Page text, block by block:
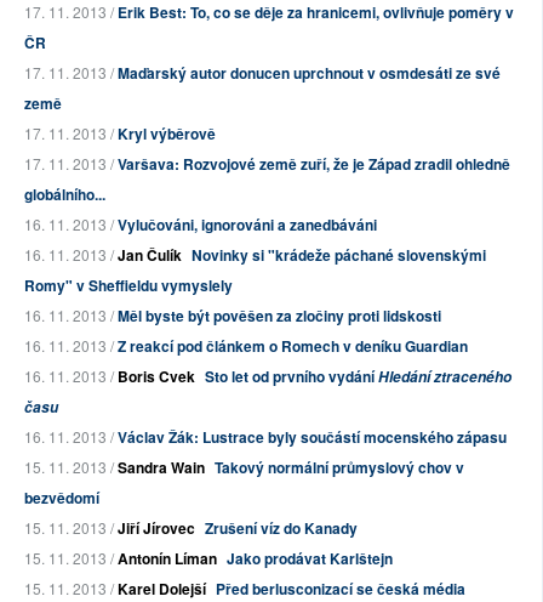
17. 11. 2013 /Erik Best: To, co se děje za hranicemi, ovlivňuje poměry v
ČR
17. 11. 2013 /Maďarský autor donucen uprchnout v osmdesáti ze své
země
17. 11. 2013 /Kryl výběrově
17. 11. 2013 /Varšava: Rozvojové země zuří, že je Západ zradil ohledně
globálního...
16. 11. 2013 /Vylučováni, ignorováni a zanedbáváni
16. 11. 2013 /Jan Čulík Novinky si "krádeže páchané slovenskými
Romy" v Sheffieldu vymyslely
16. 11. 2013 /Měl byste být pověšen za zločiny proti lidskosti
16. 11. 2013 /Z reakcí pod článkem o Romech v deníku Guardian
16. 11. 2013 /Boris Cvek Sto let od prvního vydáníHledání ztraceného
času
16. 11. 2013 /Václav Žák: Lustrace byly součástí mocenského zápasu
15. 11. 2013 /Sandra Wain Takový normální průmyslový chov v
bezvědomí
15. 11. 2013 /Jiří Jírovec Zrušení víz do Kanady
15. 11. 2013 /Antonín Líman Jako prodávat Karlštejn
15. 11. 2013 /Karel Dolejší Před berlusconizací se česká média